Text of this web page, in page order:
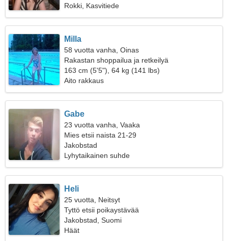
Rokki, Kasvitiede
Milla
58 vuotta vanha, Oinas
Rakastan shoppailua ja retkeilyä
163 cm (5'5"), 64 kg (141 lbs)
Aito rakkaus
Gabe
23 vuotta vanha, Vaaka
Mies etsii naista 21-29
Jakobstad
Lyhytaikainen suhde
Heli
25 vuotta, Neitsyt
Tyttö etsii poikaystävää
Jakobstad, Suomi
Häät